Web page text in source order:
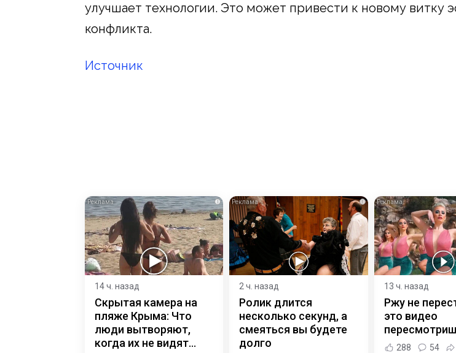
улучшает технологии. Это может привести к новому витку
конфликта.
Источник
i
14 ч. назад
Скрытая камера на
пляже Крыма: Что
люди вытворяют,
когда их не видят...
i
2 ч. назад
Ролик длится
несколько секунд, а
смеяться вы будете
долго
13 ч. назад
Ржу не
это видео
288 54